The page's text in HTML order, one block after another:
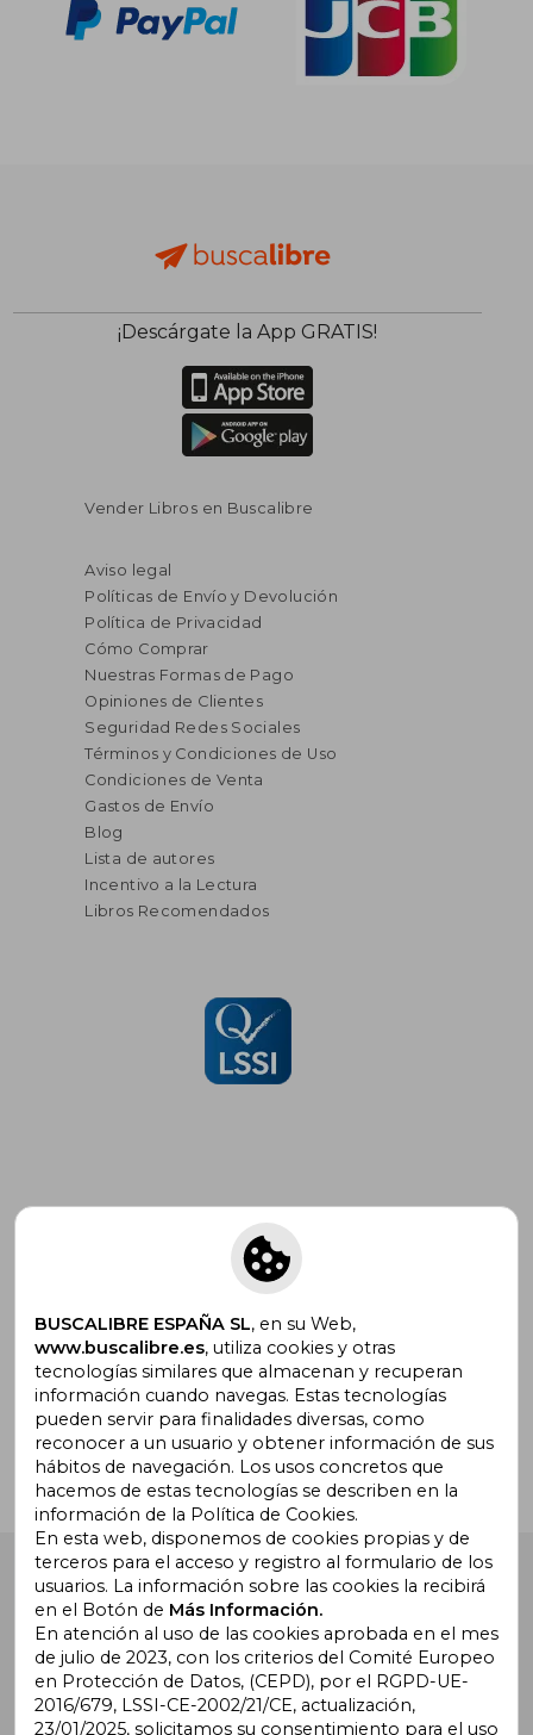
¡Descárgate la App GRATIS!
Vender Libros en Buscalibre
Aviso legal
Políticas de Envío y Devolución
Política de Privacidad
Cómo Comprar
Nuestras Formas de Pago
Opiniones de Clientes
Seguridad Redes Sociales
Términos y Condiciones de Uso
Condiciones de Venta
Gastos de Envío
Blog
Lista de autores
Incentivo a la Lectura
Libros Recomendados
Suscríbete para recibir ofertas y
promociones
¿Necesitas ayuda?
Ir a Centro de Soporte
Buscalibre España . Calle Energía, 65, Nave 3 (08940),
Cornellà de Llobregat, Barcelona. Derechos Reservados.
BUSCALIBRE ESPAÑA SL, en su Web,
www.buscalibre.es, utiliza cookies y otras
tecnologías similares que almacenan y recuperan
información cuando navegas. Estas tecnologías
pueden servir para finalidades diversas, como
reconocer a un usuario y obtener información de sus
hábitos de navegación. Los usos concretos que
hacemos de estas tecnologías se describen en la
información de la Política de Cookies.
En esta web, disponemos de cookies propias y de
terceros para el acceso y registro al formulario de los
usuarios. La información sobre las cookies la recibirá
en el Botón de Más Información.
En atención al uso de las cookies aprobada en el mes
de julio de 2023, con los criterios del Comité Europeo
en Protección de Datos, (CEPD), por el RGPD-UE-
2016/679, LSSI-CE-2002/21/CE, actualización,
23/01/2025, solicitamos su consentimiento para el uso